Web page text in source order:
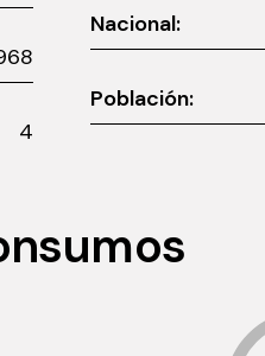
4
Nacional:
Población: